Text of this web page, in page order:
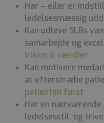
Har – eller er
ledelsesmæssig
Kan udleve SLBs
samarbejde og
Vision & værdier
Kan motivere
at efterstræbe
patienten først
Har en
ledelsesstil, og